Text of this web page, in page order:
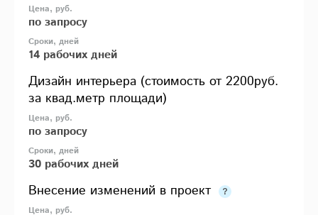
по запросу
14 рабочих дней
Дизайн интерьера (стоимость от 2200руб.
за квад.метр площади)
по запросу
30 рабочих дней
Внесение изменений в проект